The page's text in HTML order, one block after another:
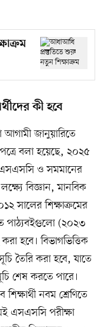
কী হবে
আগামী জানুয়ারিতে
বলা হয়েছে, ২০২৫
এসএসসি ও সমমানের
বিজ্ঞান, মানবিক
সালের শিক্ষাক্রমের
পাঠ্যবইগুলো (২০২৩
হবে। বিভাগভিত্তিক
তৈরি করা হবে, যাতে
শেষ করতে পারে।
নবম শ্রেণিতে
এসএসসি পরীক্ষা